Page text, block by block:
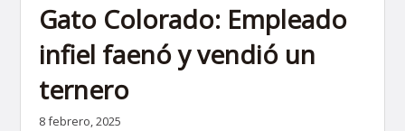
Gato Colorado: Empleado
infiel faenó y vendió un
ternero
8 febrero, 2025